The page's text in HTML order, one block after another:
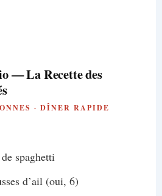
— La Recette des
· DÎNER RAPIDE
spaghetti
d’ail (oui, 6)